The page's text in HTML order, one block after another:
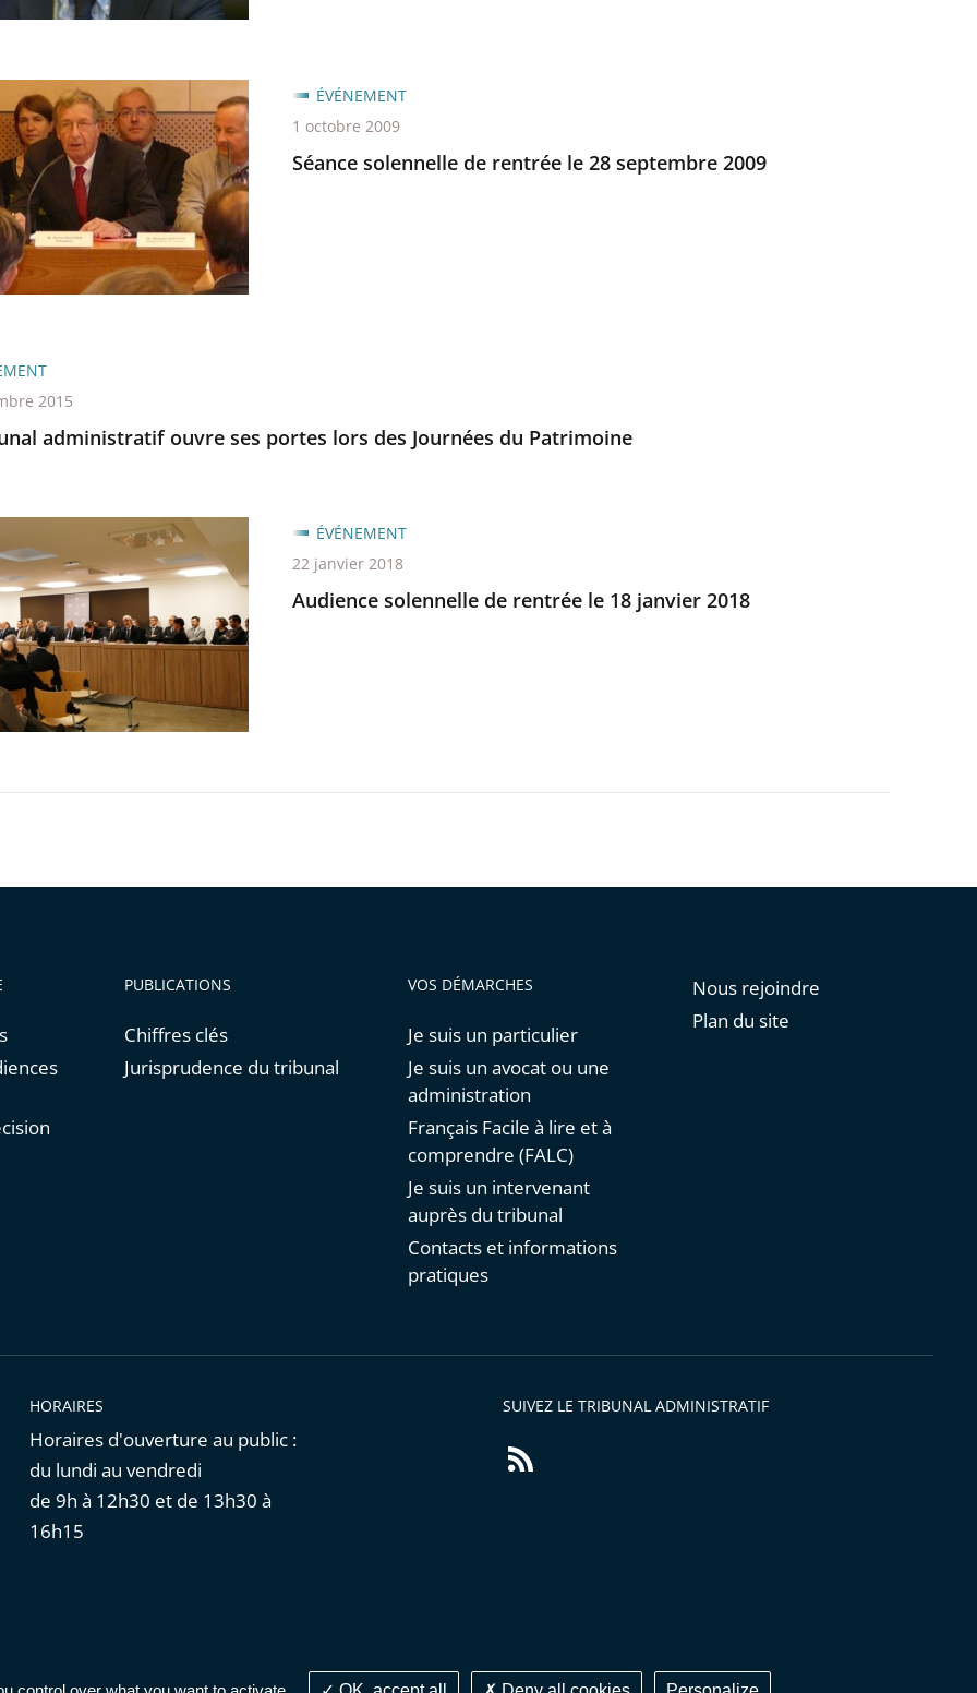
Séance solennelle de rentrée le 28 septembre 2009
ÉVÉNEMENT
1 octobre 2009
administratif ouvre ses portes lors des Journées du Patrimoine
2015
Audience solennelle de rentrée le 18 janvier 2018
ÉVÉNEMENT
22 janvier 2018
PUBLICATIONS
Chiffres clés
Jurisprudence du tribunal
VOS DÉMARCHES
Je suis un particulier
Je suis un avocat ou une
administration
Français Facile à lire et à
comprendre (FALC)
Je suis un intervenant
auprès du tribunal
Contacts et informations
pratiques
Nous rejoindre
Plan du site
HORAIRES
Horaires d'ouverture au public :
du lundi au vendredi
de 9h à 12h30 et de 13h30 à
16h15
SUIVEZ LE TRIBUNAL ADMINISTRATIF
Flux
RSS